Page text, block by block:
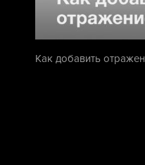
Как добавить